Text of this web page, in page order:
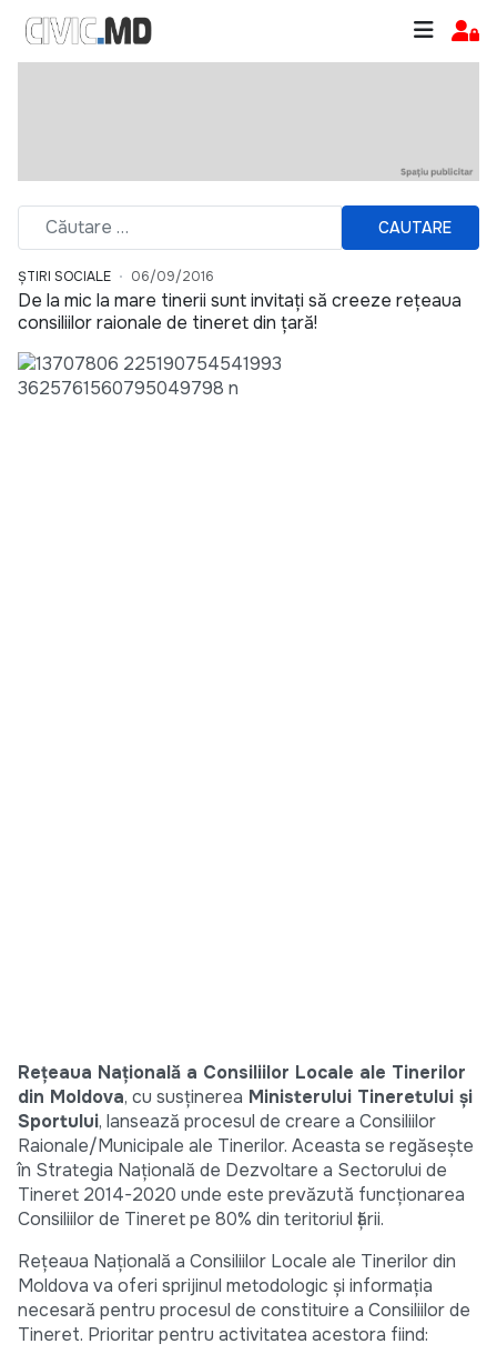
CAUTARE
ȘTIRI SOCIALE 06/09/2016
De la mic la mare tinerii sunt invitați să creeze rețeaua
consiliilor raionale de tineret din țară!
Rețeaua Națională a Consiliilor Locale ale Tinerilor
din Moldova, cu susținerea Ministerului Tineretului şi
Sportului, lansează procesul de creare a Consiliilor
Raionale/Municipale ale Tinerilor. Aceasta se regăseşte
în Strategia Națională de Dezvoltare a Sectorului de
Tineret 2014-2020 unde este prevăzută funcționarea
Consiliilor de Tineret pe 80% din teritoriul țării.
Rețeaua Națională a Consiliilor Locale ale Tinerilor din
Moldova va oferi sprijinul metodologic și informația
necesară pentru procesul de constituire a Consiliilor de
Tineret. Prioritar pentru activitatea acestora fiind: